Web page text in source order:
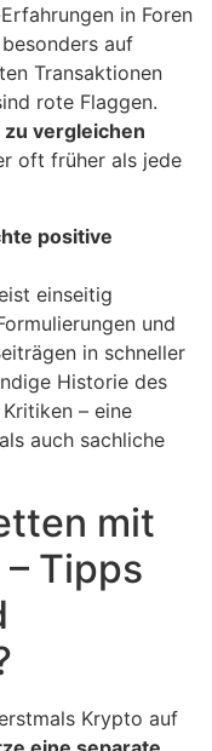
in Foren
auf
Transaktionen
rote Flaggen.
vergleichen
oft früher als jede
positive
einseitig
und
in schneller
Historie des
– eine
auch sachliche
mit
Tipps
Krypto auf